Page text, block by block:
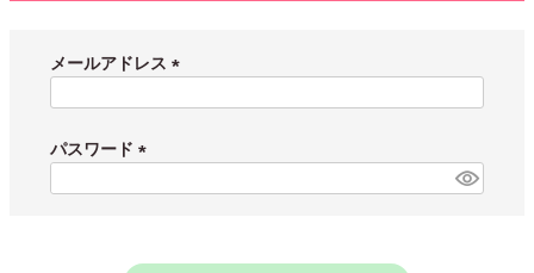
メールアドレス
)
パスワード